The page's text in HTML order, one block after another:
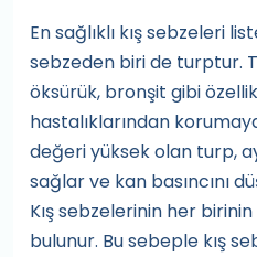
En sağlıklı kış sebzeleri
sebzeden biri de turptur.
öksürük, bronşit gibi
hastalıklarından
değeri yüksek olan turp,
sağlar ve kan basıncını
Kış sebzelerinin her
bulunur. Bu sebeple kış